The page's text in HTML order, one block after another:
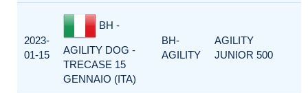
2023-
01-15
BH -
AGILITY DOG -
TRECASE 15
GENNAIO (ITA)
BH-
AGILITY
AGILITY
JUNIOR 500